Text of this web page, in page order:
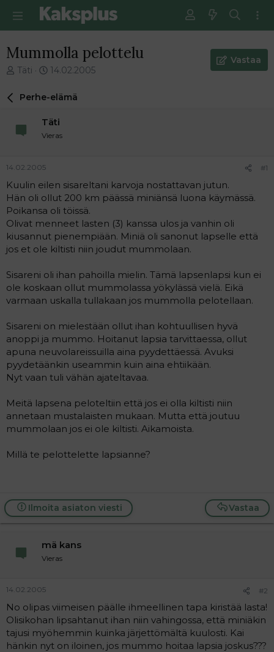
Mummolla pelottelu
V
e
i
t
u
n
a
l
o
t
a
j
a
Täti
E
s
m
m
ä
n
v
i
e
s
t
14.02.2005
Vastaa
Perhe-elämä
Täti
Vieras
14.02.2005 #1
Kuulin eilen sisareltani karvoja nostattavan jutun.
Hän oli ollut 200 km päässä miniänsä luona käymässä.
Poikansa oli töissä.
Olivat menneet lasten (3) kanssa ulos ja vanhin oli
kiusannut pienempiään. Miniä oli sanonut lapselle että
jos et ole kiltisti niin joudut mummolaan.
Sisareni oli ihan pahoilla mielin. Tämä lapsenlapsi kun ei
ole koskaan ollut mummolassa yökylässä vielä. Eikä
varmaan uskalla tullakaan jos mummolla pelotellaan.
Sisareni on mielestään ollut ihan kohtuullisen hyvä
anoppi ja mummo. Hoitanut lapsia tarvittaessa, ollut
apuna neuvolareissuilla aina pyydettäessä. Avuksi
pyydetäänkin useammin kuin aina ehtiikään.
Nyt vaan tuli vähän ajateltavaa.
Meitä lapsena peloteltiin että jos ei olla kiltisti niin
annetaan mustalaisten mukaan. Mutta että joutuu
mummolaan jos ei ole kiltisti. Aikamoista.
Millä te pelottelette lapsianne?
Vastaa
Ilmoita asiaton viesti
mä kans
Vieras
14.02.2005 #2
No olipas viimeisen päälle ihmeellinen tapa kiristää lasta!
Olisikohan lipsahtanut ihan niin vahingossa, että miniäkin
tajusi myöhemmin kuinka järjettömältä kuulosti. Kai
hänkin nyt on iloinen, jos mummo hoitaa lapsia joskus???